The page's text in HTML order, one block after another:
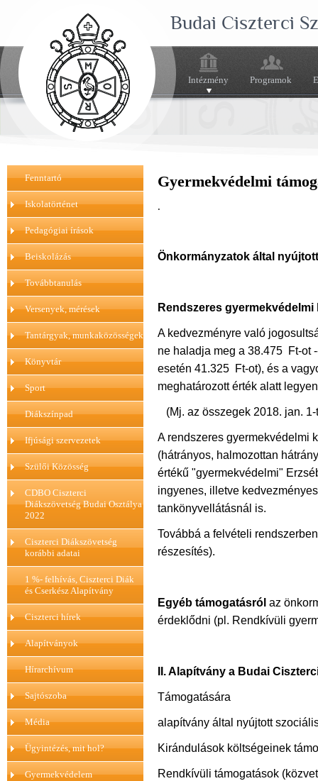
Budai Ciszterci
Intézmény Programok
Fenntartó
Iskolatörténet
Pedagógiai írások
Beiskolázás
Továbbtanulás
Versenyek, mérések
Tantárgyak, munkaközösségek
Könyvtár
Sport
Diákszínpad
Ifjúsági szervezetek
Szülői Közösség
CDBO Ciszterci
Diákszövetség Budai Osztálya
2022
Ciszterci Diákszövetség
korábbi adatai
1 %- felhívás, Ciszterci Diák
és Cserkész Alapítvány
Ciszterci hírek
Alapítványok
Hírarchívum
Sajtószoba
Média
Ügyintézés, mit hol?
Gyermekvédelem
Gyermekvédelmi
.
Önkormányzatok által
Rendszeres gyermekvédelmi
A kedvezményre való
ne haladja meg a 38.475 Ft-ot
esetén 41.325 Ft-ot), és a
meghatározott érték alatt
(Mj. az összegek 2018. jan.
A rendszeres gyermekvédelmi
(hátrányos, halmozottan
értékű "gyermekvédelmi"
ingyenes, illetve
tankönyvellátásnál is.
Továbbá a felvételi
részesítés).
Egyéb támogatásról az
érdeklődni (pl. Rendkívüli
II. Alapítvány a Budai
Támogatására
alapítvány által nyújtott
Kirándulások költségeinek
Rendkívüli támogatások